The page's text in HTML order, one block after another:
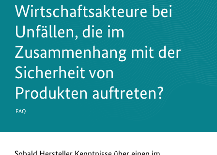
Naturschutz
und
nukleare
Sicherheit
Wirtschaftsakteure bei
Unfällen, die im
Zusammenhang mit der
Sicherheit von
Produkten auftreten?
FAQ